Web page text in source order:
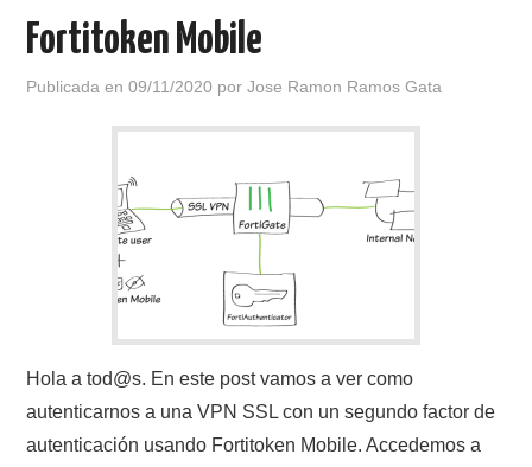
Fortitoken Mobile
Publicada en09/11/2020 porJose Ramon Ramos Gata
Hola a tod@s. En este post vamos a ver como
autenticarnos a una VPN SSL con un segundo factor de
autenticación usando Fortitoken Mobile. Accedemos a